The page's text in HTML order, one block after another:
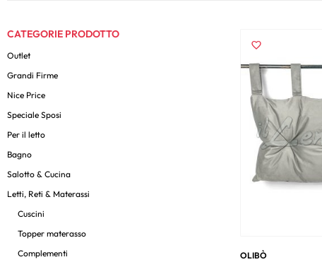
CATEGORIE PRODOTTO
Outlet
Grandi Firme
Nice Price
Speciale Sposi
Per il letto
Bagno
Salotto & Cucina
Letti, Reti & Materassi
Cuscini
Topper materasso
Complementi
OLIBÒ